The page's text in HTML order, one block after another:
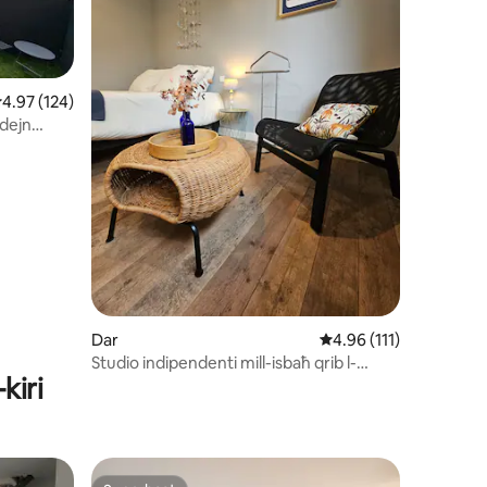
reviews: 170
medju ta' 4.97 minn 5, skont dan-numru ta' reviews: 124
4.97 (124)
Dar Rating medju ta' 4.96
4.96 (111)
Studio indipendenti mill-isbaħ qrib l-